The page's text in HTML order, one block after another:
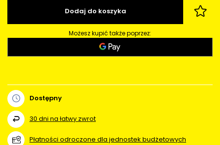
Dodaj do koszyka
Możesz kupić także poprzez:
Dostępny
30 dni na łatwy zwrot
Płatności odroczone dla jednostek budżetowych